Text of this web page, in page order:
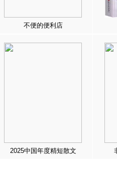
不便的便利店
2025中国年度精短散文